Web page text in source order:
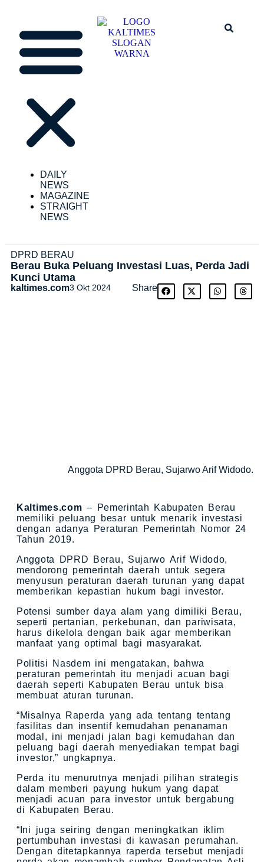
DAILY
NEWS
MAGAZINE
STRAIGHT
NEWS
DPRD BERAU
Berau Buka Peluang Investasi Luas, Perda Jadi
Kunci Utama
kaltimes.com3 Okt 2024 Share
Anggota DPRD Berau, Sujarwo Arif Widodo.
Kaltimes.com – Pemerintah Kabupaten Berau
memiliki peluang besar untuk menarik investasi
dengan adanya Peraturan Pemerintah Nomor 24
Tahun 2019.
Anggota DPRD Berau, Sujarwo Arif Widodo,
mendorong pemerintah daerah untuk segera
menyusun peraturan daerah turunan yang dapat
memberikan kepastian hukum bagi investor.
Potensi sumber daya alam yang dimiliki Berau,
seperti pertanian, perkebunan, dan pariwisata,
harus dikelola dengan baik agar memberikan
manfaat yang optimal bagi masyarakat.
Politisi Nasdem ini mengatakan, bahwa
peraturan pemerintah itu menjadi acuan bagi
daerah seperti Kabupaten Berau untuk bisa
membuat aturan turunan.
“Misalnya Raperda yang ada tentang tentang
fasilitas dan insentif kemudahan penanaman
modal, ini menjadi jalan bagi kemudahan dan
peluang bagi daerah menyediakan tempat bagi
investor,” ungkapnya.
Perda itu menurutnya menjadi pilihan strategis
dalam memberi payung hukum yang dapat
menjadi acuan para investor untuk bergabung
di Kabupaten Berau.
“Ini juga seiring dengan meningkatkan iklim
pertumbuhan investasi di kawasan perumahan.
Dengan ditetapkannya raperda tersebut menjadi